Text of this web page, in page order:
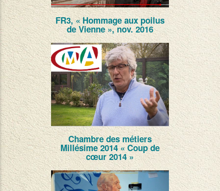
FR3, « Hommage aux poilus
de Vienne », nov. 2016
Chambre des métiers
Millésime 2014 « Coup de
cœur 2014 »